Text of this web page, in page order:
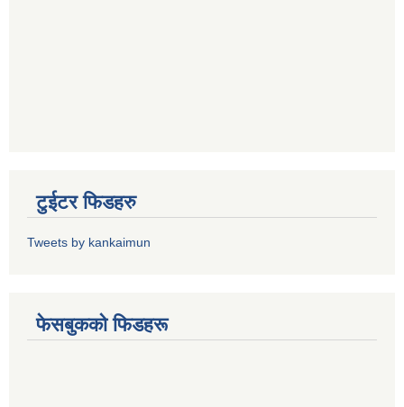
टुईटर फिडहरु
Tweets by kankaimun
फेसबुकको फिडहरू